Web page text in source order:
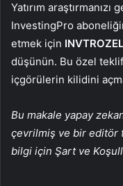
Yatırım
InvestingPro
etmek için
düşünün. Bu özel
içgörülerin kilidini
Bu makale yapay
çevrilmiş ve bir editör
bilgi için Şart ve